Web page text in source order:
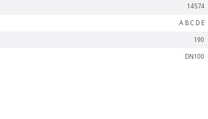
14574
DN100
190
A B C D E